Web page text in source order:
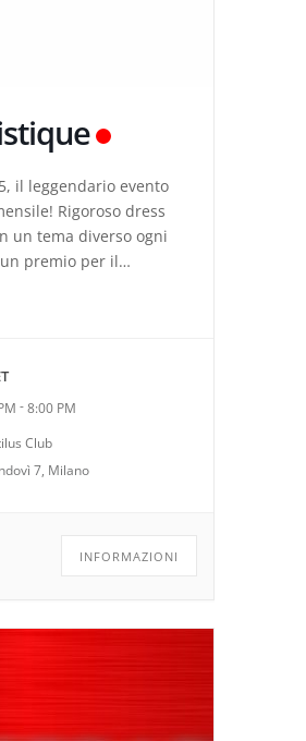
il leggendario evento
Rigoroso dress
un tema diverso ogni
premio per il
da gioco e
-8:00 PM
Club
7, Milano
INFORMAZIONI